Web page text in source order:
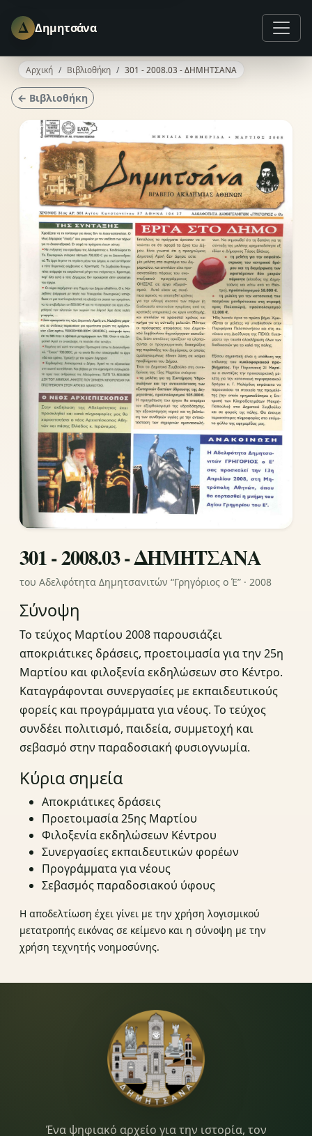
Δ Δημητσάνα
Αρχική Βιβλιοθήκη 301 - 2008.03 - ΔΗΜΗΤΣΑΝΑ
← Βιβλιοθήκη
301 - 2008.03 - ΔΗΜΗΤΣΑΝΑ
του Αδελφότητα Δημητσανιτών “Γρηγόριος ο Έ” · 2008
Σύνοψη
Το τεύχος Μαρτίου 2008 παρουσιάζει
αποκριάτικες δράσεις, προετοιμασία για την 25η
Μαρτίου και φιλοξενία εκδηλώσεων στο Κέντρο.
Καταγράφονται συνεργασίες με εκπαιδευτικούς
φορείς και προγράμματα για νέους. Το τεύχος
συνδέει πολιτισμό, παιδεία, συμμετοχή και
σεβασμό στην παραδοσιακή φυσιογνωμία.
Κύρια σημεία
Αποκριάτικες δράσεις
Προετοιμασία 25ης Μαρτίου
Φιλοξενία εκδηλώσεων Κέντρου
Συνεργασίες εκπαιδευτικών φορέων
Προγράμματα για νέους
Σεβασμός παραδοσιακού ύφους
Η αποδελτίωση έχει γίνει με την χρήση λογισμικού
μετατροπής εικόνας σε κείμενο και η σύνοψη με την
χρήση τεχνητής νοημοσύνης.
Ένα ψηφιακό αρχείο για την ιστορία, τον